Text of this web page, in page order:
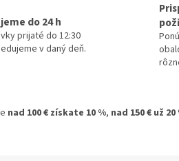
do 24 h
prijaté do 12:30
v daný deň.
nad 100 € získate 10 %, nad 150 € už 20